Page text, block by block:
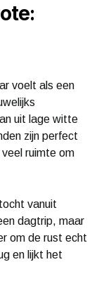
voelt als een
uit lage witte
zijn perfect
ruimte om
vanuit
dagtrip, maar
om de rust echt
en lijkt het